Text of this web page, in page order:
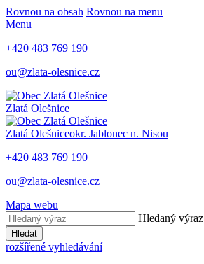
Rovnou na obsah Rovnou na menu
Menu
+420 483 769 190
ou@zlata-olesnice.cz
Zlatá Olešnice
Zlatá Olešniceokr. Jablonec n. Nisou
+420 483 769 190
ou@zlata-olesnice.cz
Mapa webu
Hledaný výraz
Hledat
rozšířené vyhledávání